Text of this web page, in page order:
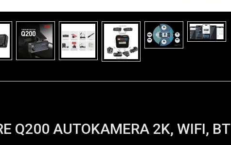
Q200 AUTOKAMERA 2K, WIFI, BT